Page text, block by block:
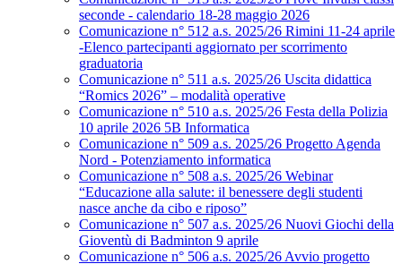
seconde - calendario 18-28 maggio 2026
Comunicazione n° 512 a.s. 2025/26 Rimini 11-24 aprile
-Elenco partecipanti aggiornato per scorrimento
graduatoria
Comunicazione n° 511 a.s. 2025/26 Uscita didattica
“Romics 2026” – modalità operative
Comunicazione n° 510 a.s. 2025/26 Festa della Polizia
10 aprile 2026 5B Informatica
Comunicazione n° 509 a.s. 2025/26 Progetto Agenda
Nord - Potenziamento informatica
Comunicazione n° 508 a.s. 2025/26 Webinar
“Educazione alla salute: il benessere degli studenti
nasce anche da cibo e riposo”
Comunicazione n° 507 a.s. 2025/26 Nuovi Giochi della
Gioventù di Badminton 9 aprile
Comunicazione n° 506 a.s. 2025/26 Avvio progetto